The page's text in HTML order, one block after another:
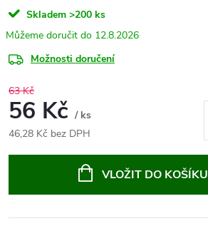
Skladem >200 ks
12.8.2026
Možnosti doručení
63 Kč
56 Kč / ks
46,28 Kč bez DPH
VLOŽIT DO KOŠÍKU